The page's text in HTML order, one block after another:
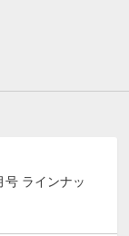
号 ラインナッ